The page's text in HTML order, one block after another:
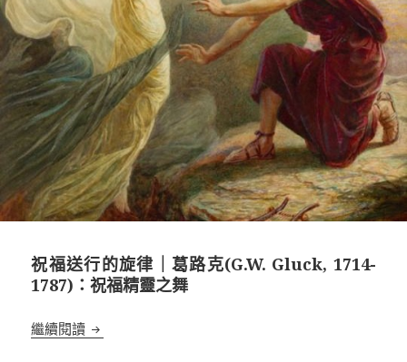
祝福送行的旋律｜葛路克(G.W. Gluck, 1714-
1787)：祝福精靈之舞
繼續閱讀 祝福送行的旋律｜葛路克(G.W. Gluck, 1714-1787)：